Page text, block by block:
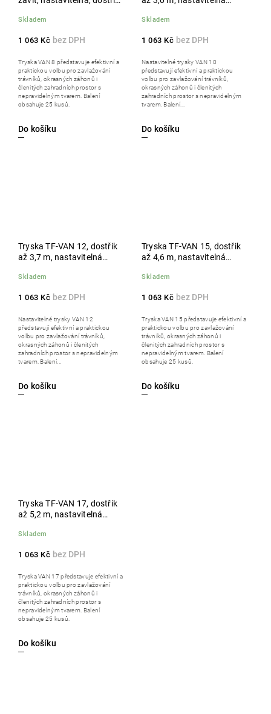
Skladem
1 063 Kč
Do košíku
Tryska VAN 8 představuje efektivní a
praktickou volbu pro zavlažování
trávníků, okrasných záhonů i
členitých zahradních prostor s
nepravidelným tvarem. Balení
obsahuje 25 kusů.
červená, balení 25 ks
Skladem
1 063 Kč
Do košíku
Nastavitelné trysky VAN 10
představují efektivní a praktickou
volbu pro zavlažování trávníků,
okrasných záhonů i členitých
zahradních prostor s nepravidelným
tvarem. Balení...
Tryska TF-VAN 12, dostřik
až 3,7 m, nastavitelná
zelená, balení 25 ks
Skladem
1 063 Kč
Do košíku
Nastavitelné trysky VAN 12
představují efektivní a praktickou
volbu pro zavlažování trávníků,
okrasných záhonů i členitých
zahradních prostor s nepravidelným
tvarem. Balení...
Tryska TF-VAN 15, dostřik
až 4,6 m, nastavitelná
černá, balení 25 ks
Skladem
1 063 Kč
Do košíku
Tryska VAN 15 představuje efektivní a
praktickou volbu pro zavlažování
trávníků, okrasných záhonů i
členitých zahradních prostor s
nepravidelným tvarem. Balení
obsahuje 25 kusů.
Tryska TF-VAN 17, dostřik
až 5,2 m, nastavitelná
šedá, balení 25 ks
Skladem
1 063 Kč
Do košíku
Tryska VAN 17 představuje efektivní a
praktickou volbu pro zavlažování
trávníků, okrasných záhonů i
členitých zahradních prostor s
nepravidelným tvarem. Balení
obsahuje 25 kusů.